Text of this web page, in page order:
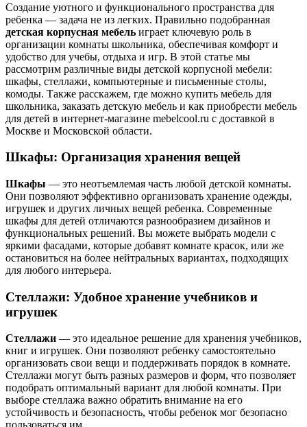
Создание уютного и функционального пространства для
ребенка — задача не из легких. Правильно подобранная
детская корпусная мебель играет ключевую роль в
организации комнаты школьника, обеспечивая комфорт и
удобство для учебы, отдыха и игр. В этой статье мы
рассмотрим различные виды детской корпусной мебели:
шкафы, стеллажи, компьютерные и письменные столы,
комоды. Также расскажем, где можно купить мебель для
школьника, заказать детскую мебель и как приобрести мебель
для детей в интернет-магазине mebelcool.ru с доставкой в
Москве и Московской области.
Шкафы: Организация хранения вещей
Шкафы — это неотъемлемая часть любой детской комнаты.
Они позволяют эффективно организовать хранение одежды,
игрушек и других личных вещей ребенка. Современные
шкафы для детей отличаются разнообразием дизайнов и
функциональных решений. Вы можете выбрать модели с
яркими фасадами, которые добавят комнате красок, или же
остановиться на более нейтральных вариантах, подходящих
для любого интерьера.
Стеллажи: Удобное хранение учебников и
игрушек
Стеллажи — это идеальное решение для хранения учебников,
книг и игрушек. Они позволяют ребенку самостоятельно
организовать свои вещи и поддерживать порядок в комнате.
Стеллажи могут быть разных размеров и форм, что позволяет
подобрать оптимальный вариант для любой комнаты. При
выборе стеллажа важно обратить внимание на его
устойчивость и безопасность, чтобы ребенок мог безопасно